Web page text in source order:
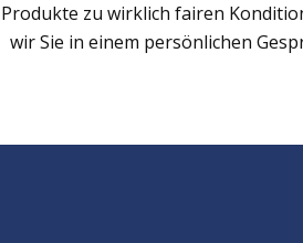
Produkte zu wirklich fairen
wir Sie in einem persönlichen